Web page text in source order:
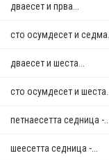
дваесет и прва...
сто осумдесет и седма...
дваесет и шеста...
сто осумдесет и шеста...
петнаесетта седница -...
шеесетта седница -...